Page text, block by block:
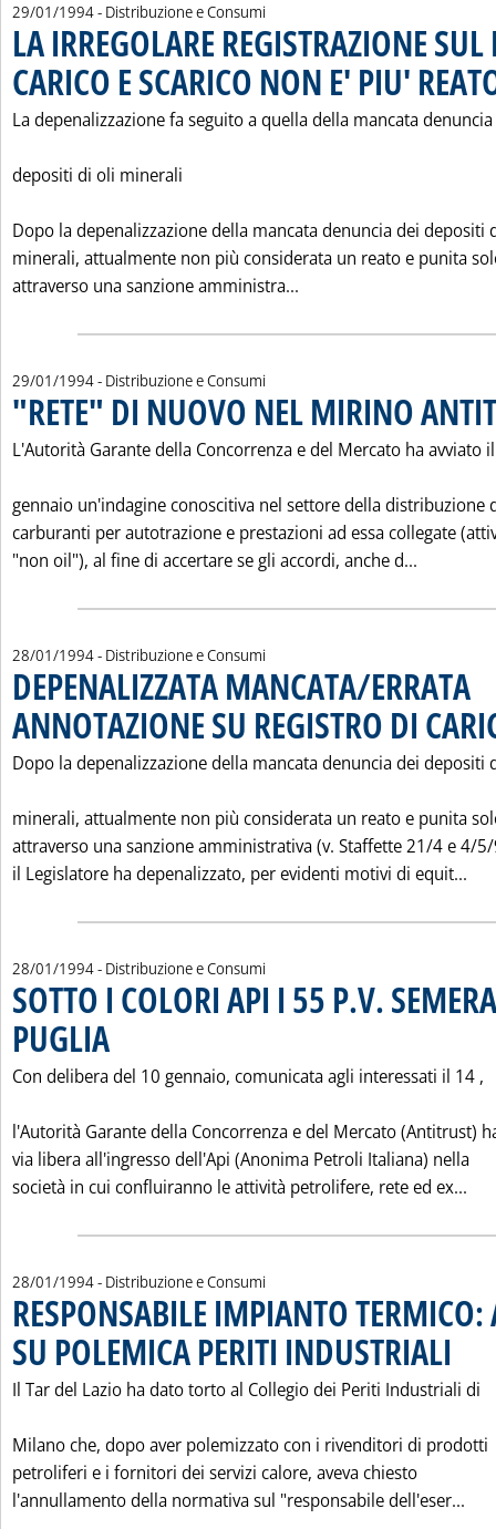
29/01/1994- Distribuzione e Consumi
LA IRREGOLARE REGISTRAZIONE
CARICO E SCARICO NON E' PIU'
La depenalizzazione fa seguito a quella della mancata
depositi di oli minerali
Dopo la depenalizzazione della mancata denuncia dei depositi
minerali, attualmente non più considerata un reato e punita
attraverso una sanzione amministra...
29/01/1994- Distribuzione e Consumi
"RETE" DI NUOVO NEL MIRINO
L'Autorità Garante della Concorrenza e del Mercato ha avviato
gennaio un'indagine conoscitiva nel settore della distribuzione
carburanti per autotrazione e prestazioni ad essa collegate
"non oil"), al fine di accertare se gli accordi, anche d...
28/01/1994- Distribuzione e Consumi
DEPENALIZZATA MANCATA/ERRATA
ANNOTAZIONE SU REGISTRO DI
Dopo la depenalizzazione della mancata denuncia dei depositi
minerali, attualmente non più considerata un reato e punita
attraverso una sanzione amministrativa (v. Staffette 21/4 e 4/
il Legislatore ha depenalizzato, per evidenti motivi di equit...
28/01/1994- Distribuzione e Consumi
SOTTO I COLORI API I 55 P.V.
PUGLIA
Con delibera del 10 gennaio, comunicata agli interessati il 14 ,
l'Autorità Garante della Concorrenza e del Mercato (Antitrust)
via libera all'ingresso dell'Api (Anonima Petroli Italiana) nella
società in cui confluiranno le attività petrolifere, rete ed ex...
28/01/1994- Distribuzione e Consumi
RESPONSABILE IMPIANTO TERMICO:
SU POLEMICA PERITI INDUSTRIALI
Il Tar del Lazio ha dato torto al Collegio dei Periti Industriali di
Milano che, dopo aver polemizzato con i rivenditori di prodotti
petroliferi e i fornitori dei servizi calore, aveva chiesto
l'annullamento della normativa sul "responsabile dell'eser...